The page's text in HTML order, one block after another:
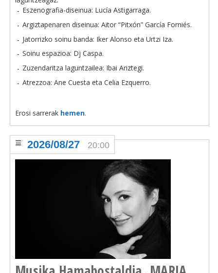
Eszenografia-diseinua: Lucía Astigarraga.
Argiztapenaren diseinua: Aitor “Pitxón” García Forniés.
Jatorrizko soinu banda: Iker Alonso eta Urtzi Iza.
Soinu espazioa: Dj Caspa.
Zuzendaritza laguntzailea: Ibai Ariztegi.
Atrezzoa: Ane Cuesta eta Celia Ezquerro.
Erosi sarrerak hemen.
2026/08/27 20:00